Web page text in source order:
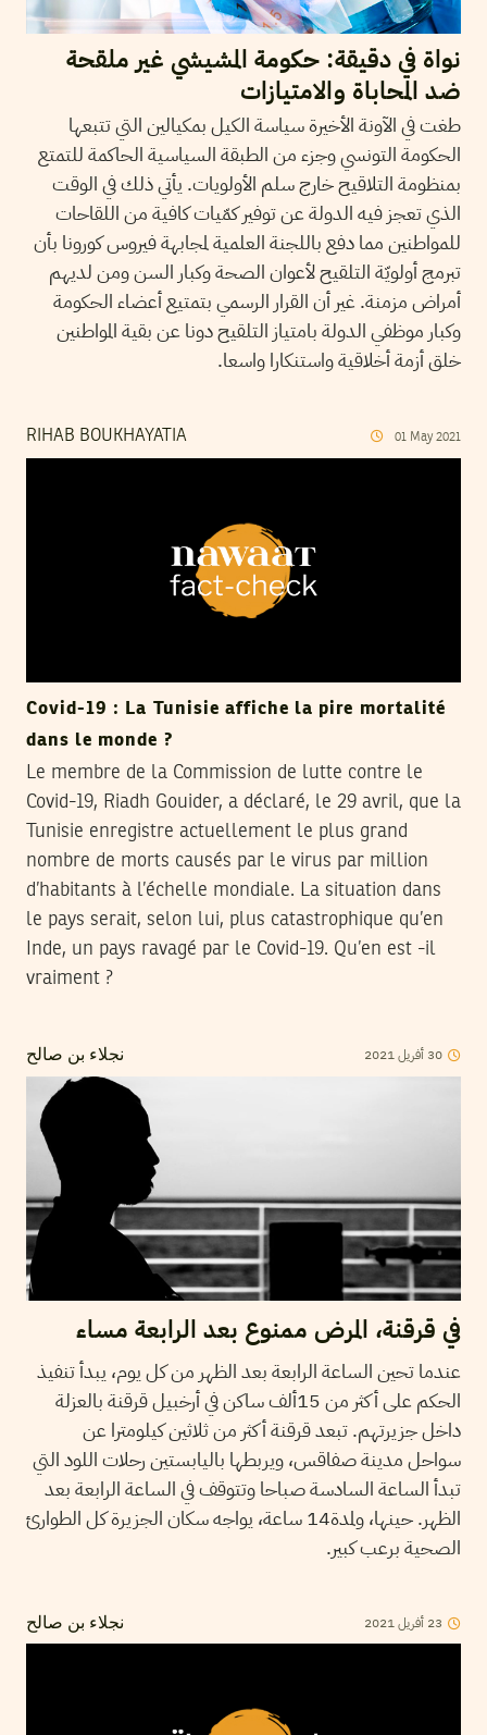
نواة في دقيقة: حكومة المشيشي غير ملقحة
ضد المحاباة والامتيازات
طغت في الآونة الأخيرة سياسة الكيل بمكيالين التي تتبعها
الحكومة التونسي وجزء من الطبقة السياسية الحاكمة للتمتع
بمنظومة التلاقيح خارج سلم الأولويات. يأتي ذلك في الوقت
الذي تعجز فيه الدولة عن توفير كمّيات كافية من اللقاحات
للمواطنين مما دفع باللجنة العلمية لمجابهة فيروس كورونا بأن
تبرمج أولويّة التلقيح لأعوان الصحة وكبار السن ومن لديهم
أمراض مزمنة. غير أن القرار الرسمي بتمتيع أعضاء الحكومة
وكبار موظفي الدولة بامتياز التلقيح دونا عن بقية المواطنين
خلق أزمة أخلاقية واستنكارا واسعا.
RIHAB BOUKHAYATIA 01 May 2021
Covid-19 : La Tunisie affiche la pire mortalité
dans le monde ?
Le membre de la Commission de lutte contre le
Covid-19, Riadh Gouider, a déclaré, le 29 avril, que la
Tunisie enregistre actuellement le plus grand
nombre de morts causés par le virus par million
d’habitants à l’échelle mondiale. La situation dans
le pays serait, selon lui, plus catastrophique qu’en
Inde, un pays ravagé par le Covid-19. Qu’en est -il
vraiment ?
نجلاء بن صالح 30 أفريل2021
في قرقنة، المرض ممنوع بعد الرابعة مساء
عندما تحين الساعة الرابعة بعد الظهر من كل يوم، يبدأ تنفيذ
الحكم على أكثر من 15ألف ساكن في أرخبيل قرقنة بالعزلة
داخل جزيرتهم. تبعد قرقنة أكثر من ثلاثين كيلومترا عن
سواحل مدينة صفاقس، ويربطها باليابستين رحلات اللود التي
تبدأ الساعة السادسة صباحا وتتوقف في الساعة الرابعة بعد
الظهر. حينها، ولمدة14 ساعة، يواجه سكان الجزيرة كل الطوارئ
الصحية برعب كبير.
نجلاء بن صالح 23 أفريل2021